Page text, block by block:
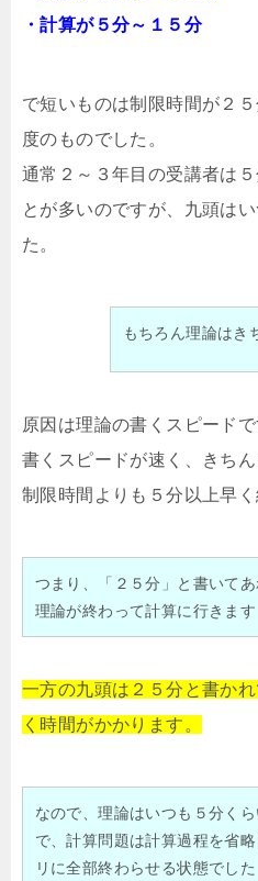
・計算が５分～１５分
で短いものは制限時間が２
度のものでした。
通常２～３年目の受講者は
とが多いのですが、九頭は
た。
もちろん理論はき
原因は理論の書くスピードで
書くスピードが速く、きち
制限時間よりも５分以上早く
つまり、「２５分」と書いて
理論が終わって計算に行きます
一方の九頭は２５分と書か
く時間がかかります。
なので、理論はいつも５分く
で、計算問題は計算過程を省
リに全部終わらせる状態でした